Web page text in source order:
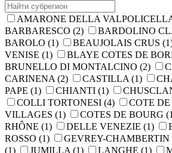
AMARONE DELLA
BARBARESCO (2) BARDOLINO
BAROLO (1) BEAUJOLAIS CRUS
VENISE (1) BLAYE COTES DE
BRUNELLO DI MONTALCINO (2)
CARINENA (2) CASTILLA (1)
PAPE (1) CHIANTI (1)
COLLI TORTONESI (4)
COTE
VILLAGES (1) COTES DE BOURG
RHÔNE (1) DELLE VENEZIE (1)
ROSSO (1) GEVREY-CHAMBERTIN
(1)
JUMILLA (1) LANGHE (1)